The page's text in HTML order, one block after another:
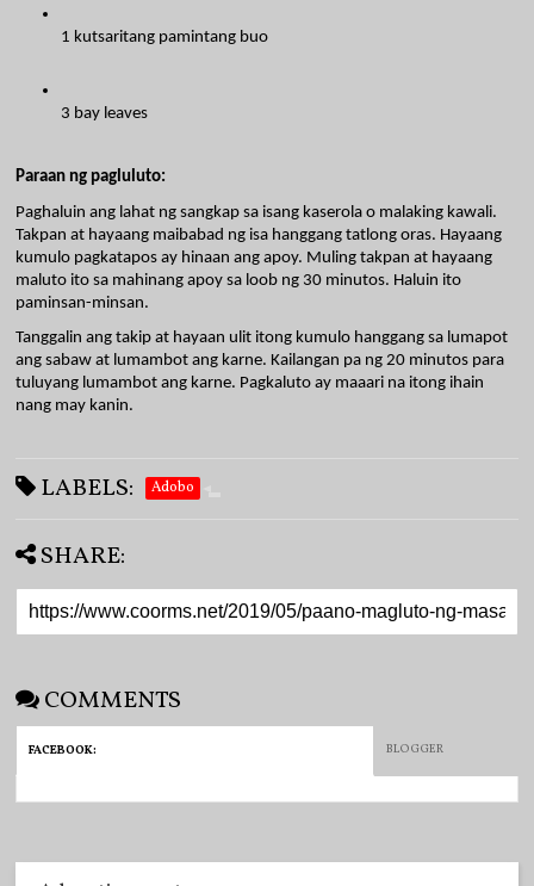
1 kutsaritang pamintang buo
3 bay leaves
Paraan ng pagluluto:
Paghaluin ang lahat ng sangkap sa isang kaserola o malaking kawali.
Takpan at hayaang maibabad ng isa hanggang tatlong oras. Hayaang
kumulo pagkatapos ay hinaan ang apoy. Muling takpan at hayaang
maluto ito sa mahinang apoy sa loob ng 30 minutos. Haluin ito
paminsan-minsan.
Tanggalin ang takip at hayaan ulit itong kumulo hanggang sa lumapot
ang sabaw at lumambot ang karne. Kailangan pa ng 20 minutos para
tuluyang lumambot ang karne. Pagkaluto ay maaari na itong ihain
nang may kanin.
LABELS: Adobo
SHARE:
COMMENTS
FACEBOOK: BLOGGER